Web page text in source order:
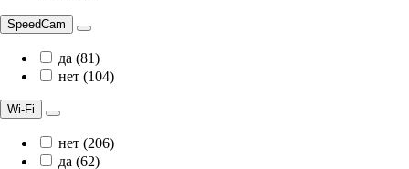
SpeedCam
да (81)
нет (104)
Wi-Fi
нет (206)
да (62)